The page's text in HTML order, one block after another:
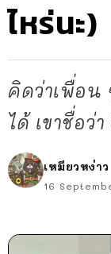
ไหร่นะ)
คิดว่าเพื่อ
ได้ เขาชื่อว่
เหมียวหง่าว
16